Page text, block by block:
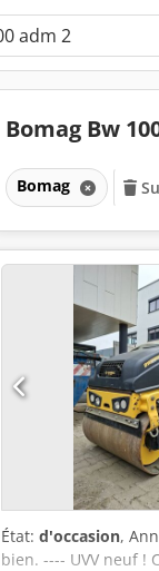
Bomag Bw
Bomag
État: d'occasion,
bien. ---- UVV neuf !